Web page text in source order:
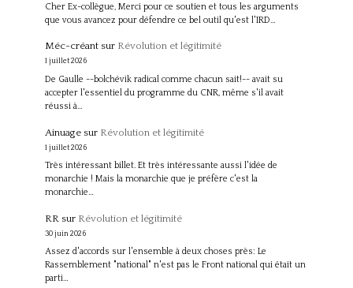
Cher Ex-collègue, Merci pour ce soutien et tous les arguments
que vous avancez pour défendre ce bel outil qu'est l'IRD…
Méc-créantsur Révolution et légitimité
1 juillet 2026
De Gaulle --bolchévik radical comme chacun sait!-- avait su
accepter l'essentiel du programme du CNR, même s'il avait
réussi à…
Ainuagesur Révolution et légitimité
1 juillet 2026
Très intéressant billet. Et très intéressante aussi l'idée de
monarchie ! Mais la monarchie que je préfère c'est la
monarchie…
RR sur Révolution et légitimité
30 juin 2026
Assez d'accords sur l'ensemble à deux choses près: Le
Rassemblement "national" n'est pas le Front national qui était un
parti…